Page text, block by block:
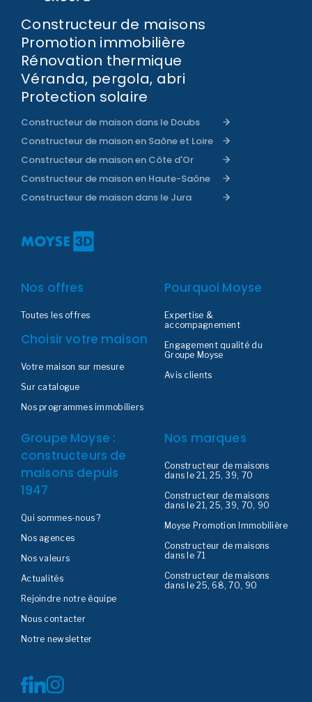
Constructeur de maisons
Promotion immobilière
Rénovation thermique
Véranda, pergola, abri
Protection solaire
Constructeur de maison dans le Doubs
Constructeur de maison en Saône et Loire
Constructeur de maison en Côte d'Or
Constructeur de maison en Haute-Saône
Constructeur de maison dans le Jura
Nos offres
Toutes les offres
Choisir votre maison
Votre maison sur mesure
Sur catalogue
Nos programmes immobiliers
Pourquoi Moyse
Expertise &
accompagnement
Engagement qualité du
Groupe Moyse
Avis clients
Groupe Moyse :
constructeurs de
maisons depuis
1947
Qui sommes-nous ?
Nos agences
Nos valeurs
Actualités
Rejoindre notre équipe
Nous contacter
Notre newsletter
Nos marques
Constructeur de maisons
dans le 21, 25, 39, 70
Constructeur de maisons
dans le 21, 25, 39, 70, 90
Moyse Promotion Immobilière
Constructeur de maisons
dans le 71
Constructeur de maisons
dans le 25, 68, 70, 90